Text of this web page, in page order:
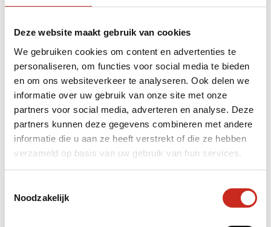
Deze website maakt gebruik van cookies
We gebruiken cookies om content en advertenties te
personaliseren, om functies voor social media te bieden
en om ons websiteverkeer te analyseren. Ook delen we
informatie over uw gebruik van onze site met onze
partners voor social media, adverteren en analyse. Deze
partners kunnen deze gegevens combineren met andere
informatie die u aan ze heeft verstrekt of die ze hebben
verzameld op basis van uw gebruik van hun services.
Noodzakelijk
van Vietnam.
Hue/Hoi An
Rondom Hue en Hoi An vind je rijstvelden die
heel gemakkelijk te bereiken zijn. Hoewel de
exacte staat van de velden ook hier sterk
afhangt van het lokale weer, is het landschap
ontzettend toegankelijk. Omdat de wegen en
paden door de velden zo vlak zijn, kan je hier
ook onwijs goed fietsen. Dit maakt het ook
meteen een ideale activiteit voor gezinnen met
kinderen. Als je de velden op hun allermooist
regenseizoen te reizen, in de maanden februari